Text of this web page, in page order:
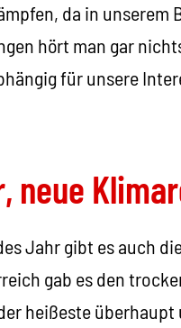
da in
hört man gar
für unsere
neue
Jahr gibt es auch
gab es den
heißeste